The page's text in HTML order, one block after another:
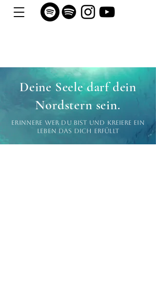
Deine Seele darf dein
Nordstern sein.
Erinnere wer du bist und kreiere ein
leben das dich erfüllt